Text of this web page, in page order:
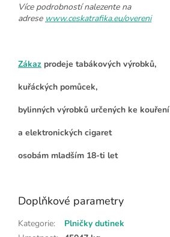
Více podrobností nalezente na
adrese www.ceskatrafika.eu/overeni
Zákaz prodeje tabákových výrobků,
kuřáckých pomůcek,
bylinných výrobků určených ke kouření
a elektronických cigaret
osobám mladším 18-ti let
Doplňkové parametry
Kategorie:
Plničky dutinek